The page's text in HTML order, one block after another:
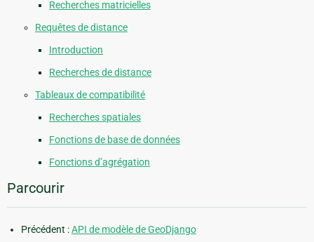
Recherches matricielles
Requêtes de distance
Introduction
Recherches de distance
Tableaux de compatibilité
Recherches spatiales
Fonctions de base de données
Fonctions d’agrégation
Parcourir
Précédent :API de modèle de GeoDjango